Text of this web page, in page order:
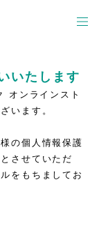
いたします
オンラインスト
います。
の個人情報保護
させていただ
をもちましてお